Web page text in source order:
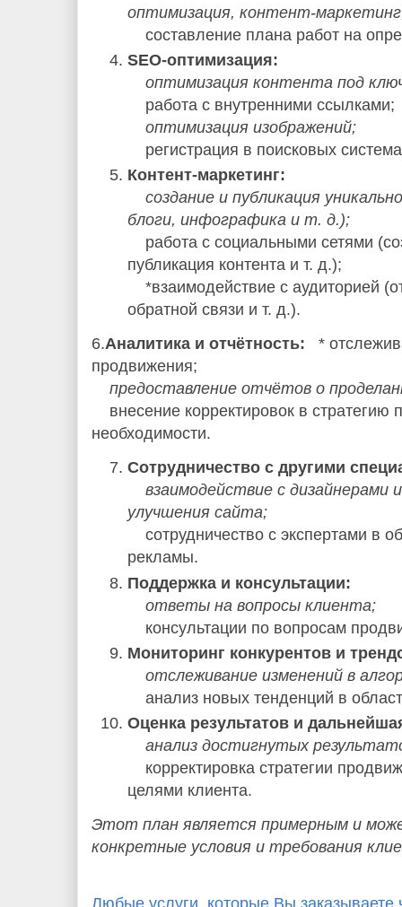
оптимизация, контент-
составление плана работ на
SEO-оптимизация:
оптимизация контента под
работа с внутренними ссылками;
оптимизация изображений;
регистрация в поисковых
Контент-маркетинг:
создание и публикация
блоги, инфографика и т. д.);
работа с социальными сетями
публикация контента и т. д.);
*взаимодействие с аудиторией
обратной связи и т. д.).
6.Аналитика и отчётность: *
продвижения;
предоставление отчётов о
внесение корректировок в стратегию
необходимости.
Сотрудничество с другими
взаимодействие с дизайнерами
улучшения сайта;
сотрудничество с экспертами в
рекламы.
Поддержка и консультации:
ответы на вопросы клиента;
консультации по вопросам
Мониторинг конкурентов и
отслеживание изменений в
анализ новых тенденций в
Оценка результатов и
анализ достигнутых
корректировка стратегии
целями клиента.
Этот план является примерным и
конкретные условия и требования